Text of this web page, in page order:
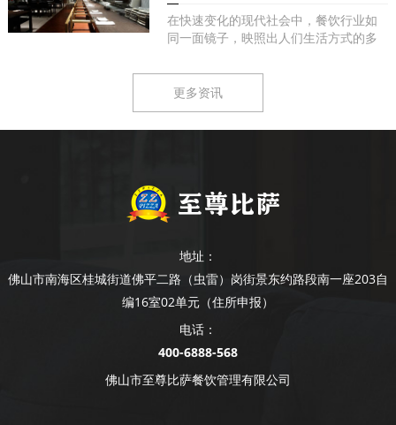
在快速变化的现代社会中，餐饮行业如
同一面镜子，映照出人们生活方式的多
更多资讯
地址：
佛山市南海区桂城街道佛平二路（虫雷）岗街景东约路段南一座203自
编16室02单元（住所申报）
电话：
400-6888-568
佛山市至尊比萨餐饮管理有限公司